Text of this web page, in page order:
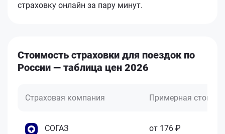
страховку онлайн за пару минут.
Стоимость страховки для поездок по
России — таблица цен 2026
Страховая компания Примерная
СОГАЗ от 176 ₽